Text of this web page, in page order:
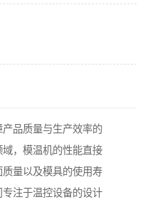
品质量与生产效率的
，模温机的性能直接
量以及模具的使用寿
注于温控设备的设计